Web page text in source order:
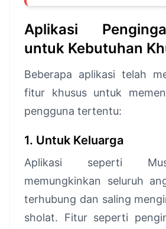
Aplikasi
untuk Kebutuhan
Beberapa aplikasi telah
fitur khusus untuk
pengguna tertentu:
1. Untuk Keluarga
Aplikasi seperti
memungkinkan seluruh
terhubung dan saling
sholat. Fitur seperti